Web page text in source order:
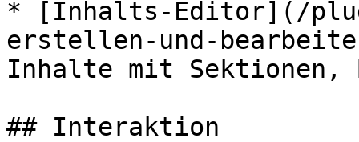
* [Inhalts-Editor](/
erstellen-und-
Inhalte mit Sektionen,
## Interaktion